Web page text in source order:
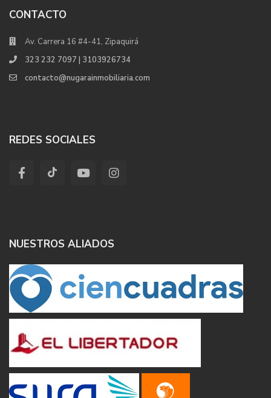
CONTACTO
Av. Carrera 16 #4-41, Zipaquirá
323 232 7097 | 3103926734
contacto@nugarainmobiliaria.com
REDES SOCIALES
NUESTROS ALIADOS